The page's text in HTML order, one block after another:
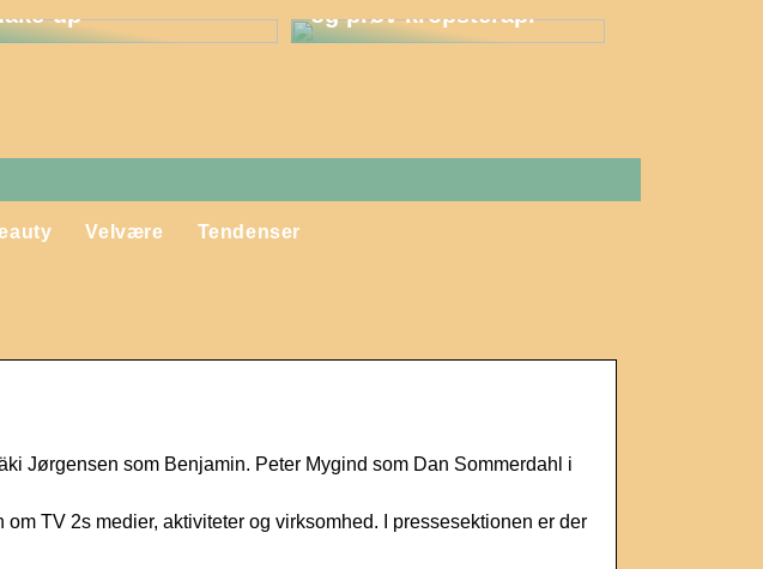
up
og prøv kropsterapi
Velvære Tendenser
Jørgensen som Benjamin. Peter Mygind som Dan Sommerdahl i
TV 2s medier, aktiviteter og virksomhed. I pressesektionen er der